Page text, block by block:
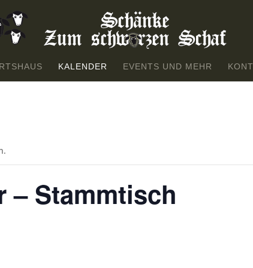
KALENDER EVENTS UND MEHR
– Stammtisch